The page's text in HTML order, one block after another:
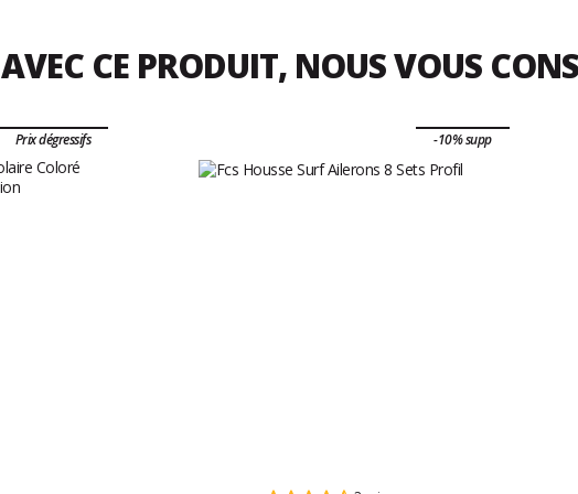
AVEC CE PRODUIT, NOUS VOUS
Prix dégressifs -10% supp